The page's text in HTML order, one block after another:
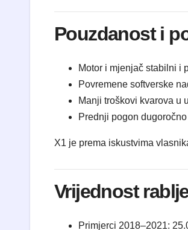
Pouzdanost i
Motor i mjenjač stabilni i
Povremene softverske
Manji troškovi kvarova u
Prednji pogon
X1 je prema iskustvima
Vrijednost
Primjerci 2018–2021: